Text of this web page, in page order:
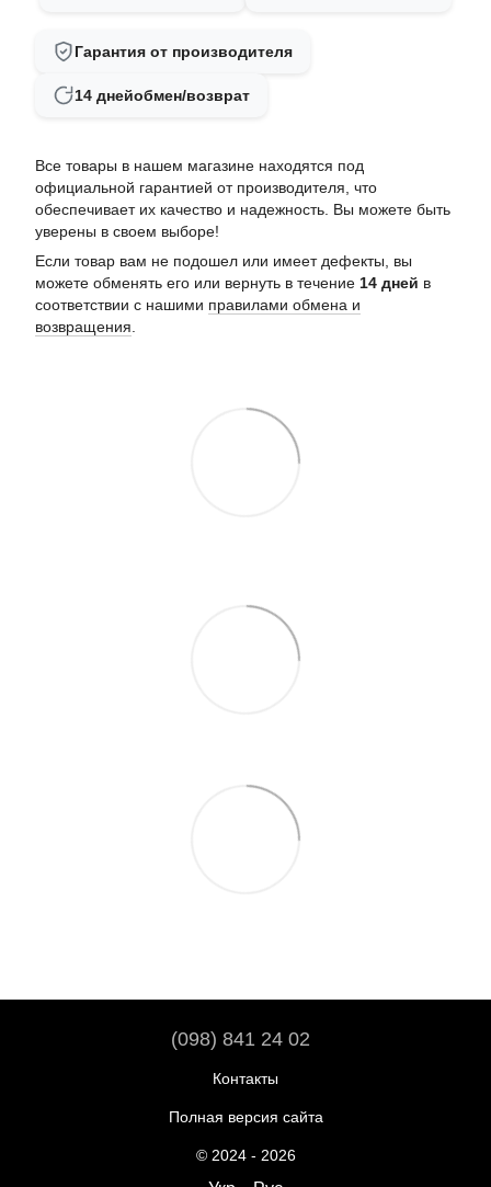
Гарантия от производителя
14 днейобмен/возврат
Все товары в нашем магазине находятся под
официальной гарантией от производителя, что
обеспечивает их качество и надежность. Вы можете быть
уверены в своем выборе!
Если товар вам не подошел или имеет дефекты, вы
можете обменять его или вернуть в течение 14 дней в
соответствии с нашими правилами обмена и
возвращения
(098) 841 24 02
Контакты
Полная версия сайта
© 2024 - 2026